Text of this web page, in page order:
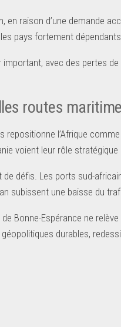
raison d’une demande
pays fortement
important, avec des pertes
routes
l’Afrique
voient leur rôle
défis. Les ports sud-
subissent une baisse du
Bonne-Espérance ne
durables,